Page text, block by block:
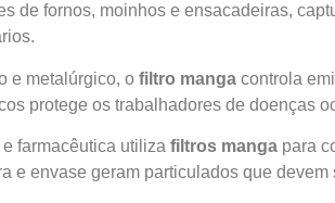
de fornos, moinhos e ensacadeiras,
e metalúrgico, o filtro manga controla
protege os trabalhadores de doenças
farmacêutica utiliza filtros manga para
e envase geram particulados que